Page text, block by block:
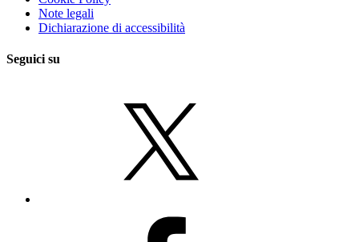
Note legali
Dichiarazione di accessibilità
Seguici su